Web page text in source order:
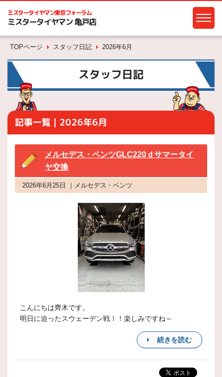
ミスタータイヤマン東京フォーラム
ミスタータイヤマン 亀戸店
TOPページ スタッフ日記 2026年6月
スタッフ日記
記事一覧｜2026年6月
メルセデス・ベンツGLC220ｄサマータイ
ヤ交換
2026年6月25日 ｜メルセデス・ベンツ
こんにちは齊木です。
明日に迫ったスウェーデン戦！！楽しみですね～
続きを読む